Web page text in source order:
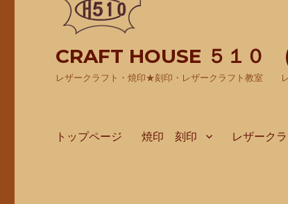
CRAFT HOUSE ５１０
レザークラフト・焼印★刻印・レザークラフト教室 レ
トップページ 焼印 刻印 レザーク